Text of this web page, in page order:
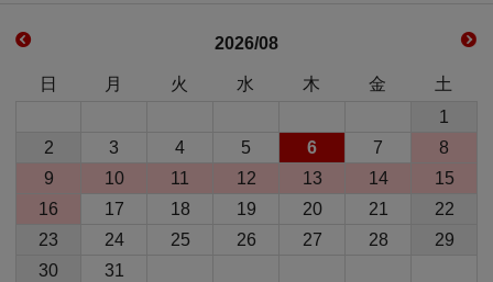
2026/08
日 月 火 水 木 金
土
1
2
3 4 5 6 7
8
9
10 11 12 13 14
15
16
17 18 19 20 21
22
23
24 25 26 27 28
29
30
31